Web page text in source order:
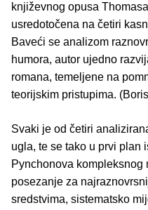
književnog opusa
usredotočena na četiri
Baveći se analizom
humora, autor ujedno
romana, temeljene na
teorijskim pristupima.
Svaki je od četiri
ugla, te se tako u prvi plan
Pynchonova
posezanje za
sredstvima, sistematsko